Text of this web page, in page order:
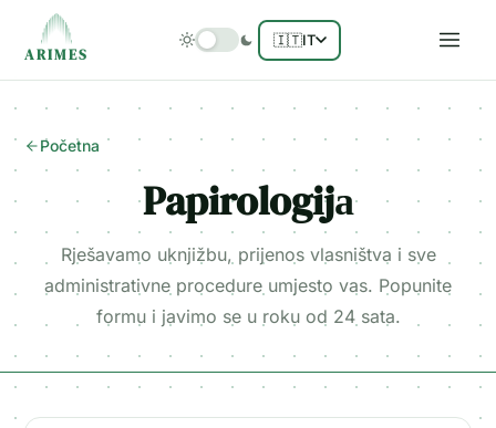
ARIMES
🇮🇹IT
Početna
Papirologijа
Rješavamo uknjižbu, prijenos vlasništva i sve
administrativne procedure umjesto vas. Popunite
formu i javimo se u roku od 24 sata.